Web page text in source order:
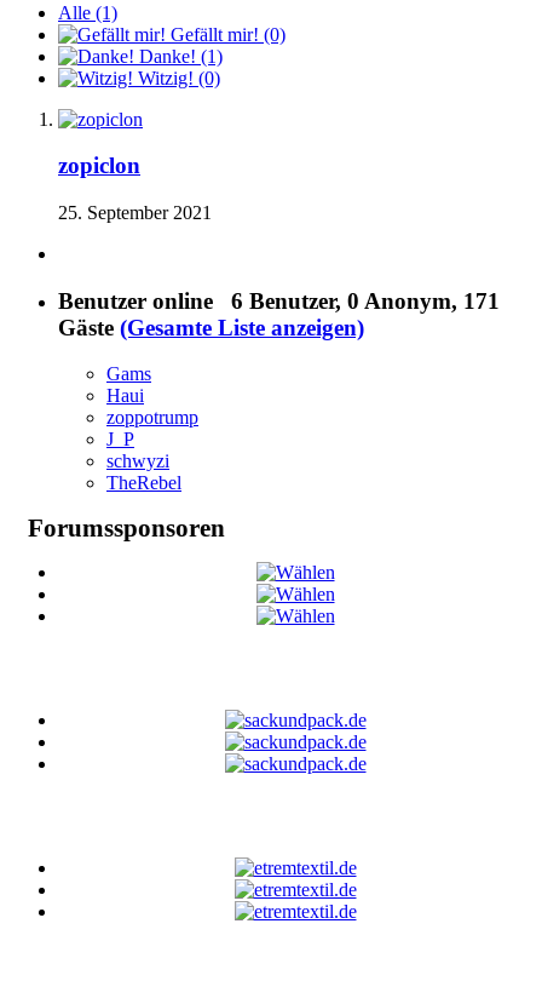
Alle (1)
Gefällt mir! (0)
Danke! (1)
Witzig! (0)
zopiclon
25. September 2021
Benutzer online 6 Benutzer, 0 Anonym, 171
Gäste (Gesamte Liste anzeigen)
Gams
Haui
zoppotrump
J_P
schwyzi
TheRebel
Forumssponsoren